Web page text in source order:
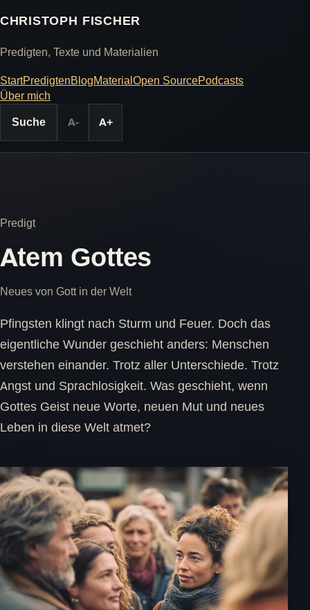
CHRISTOPH FISCHER
Predigten, Texte und Materialien
StartPredigtenBlogMaterialOpen SourcePodcasts
Über mich
Suche
A- A+
Predigt
Atem Gottes
Neues von Gott in der Welt
Pfingsten klingt nach Sturm und Feuer. Doch das
eigentliche Wunder geschieht anders: Menschen
verstehen einander. Trotz aller Unterschiede. Trotz
Angst und Sprachlosigkeit. Was geschieht, wenn
Gottes Geist neue Worte, neuen Mut und neues
Leben in diese Welt atmet?